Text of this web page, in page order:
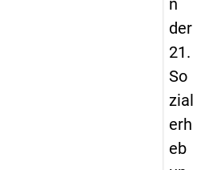
n
der
21.
So
zial
erh
eb